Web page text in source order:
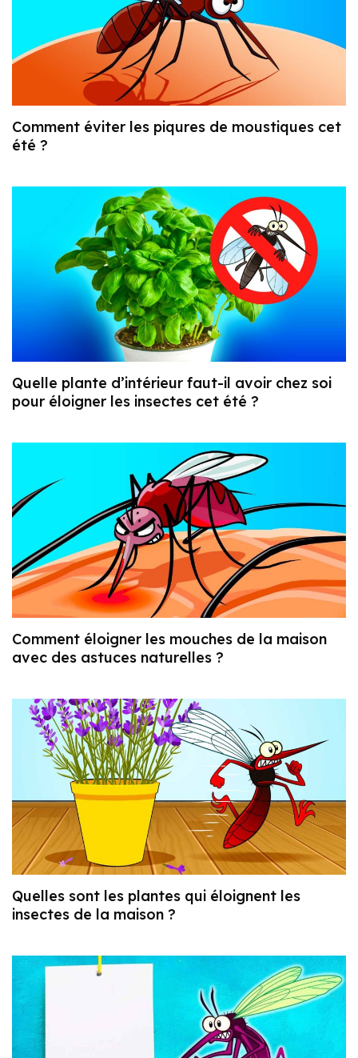
Comment éviter les piqures de moustiques cet
été ?
Quelle plante d’intérieur faut-il avoir chez soi
pour éloigner les insectes cet été ?
Comment éloigner les mouches de la maison
avec des astuces naturelles ?
Quelles sont les plantes qui éloignent les
insectes de la maison ?